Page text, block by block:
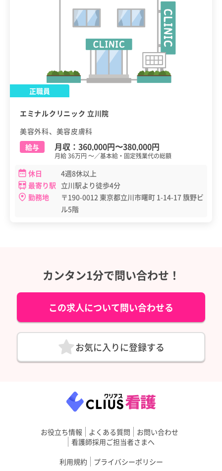
正職員
エミナルクリニック 立川院
美容外科、美容皮膚科
給与
月収： 360,000円〜380,000円
月給 36万円 ～／基本給・固定残業代の総額
休日
4週8休以上
最寄り駅 立川駅より徒歩4分
勤務地
〒190-0012 東京都立川市曙町 1-14-17 籏野ビ
ル5階
カンタン1分で問い合わせ！
この求人について問い合わせる
お気に入りに登録する
お役立ち情報 よくある質問
お問い合わせ
看護師採用ご担当者さまへ
利用規約
プライバシーポリシー